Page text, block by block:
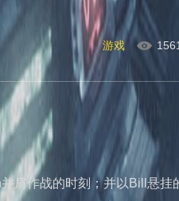
游戏 1561
肩作战的时刻；并以Bill悬挂